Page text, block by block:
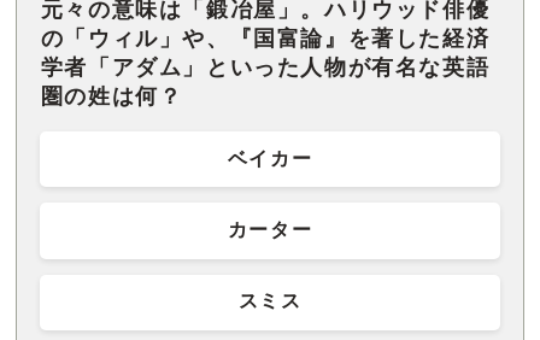
元々の意味は「鍛冶屋」。ハリウッド俳優
の「ウィル」や、『国富論』を著した経済
学者「アダム」といった人物が有名な英語
圏の姓は何？
ベイカー
カーター
スミス